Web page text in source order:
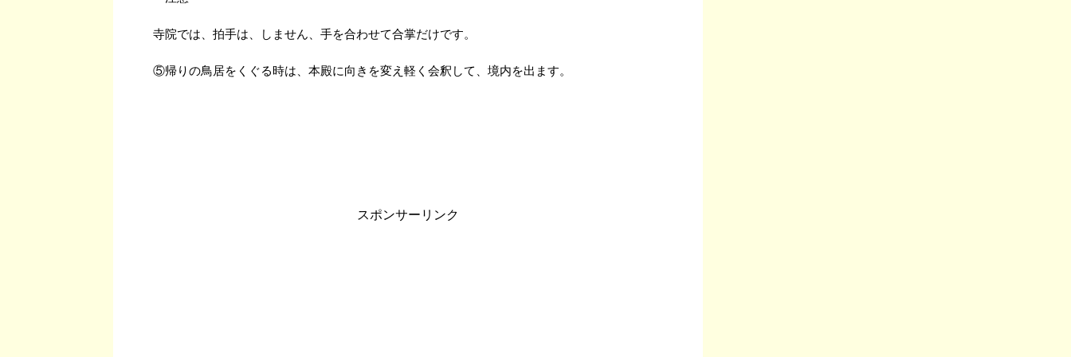
寺院では、拍手は、しません、手を合わせて合掌だけです。
⑤帰りの鳥居をくぐる時は、本殿に向きを変え軽く会釈して、境内を出ます。
スポンサーリンク